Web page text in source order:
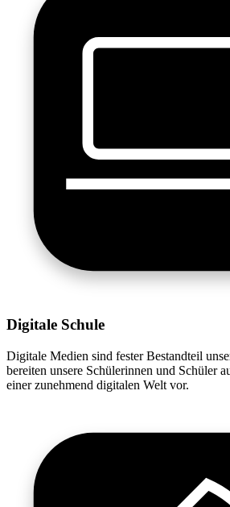
Digitale Schule
Digitale Medien sind fester Bestandteil
bereiten unsere Schülerinnen und Schüler
einer zunehmend digitalen Welt vor.